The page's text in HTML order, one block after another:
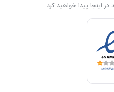
اینجا پیدا خواهید کرد.